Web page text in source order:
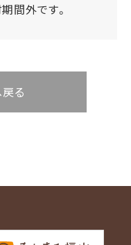
間外です。
る